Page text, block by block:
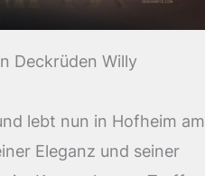
Deckrüden Willy
lebt nun in Hofheim am
Eleganz und seiner